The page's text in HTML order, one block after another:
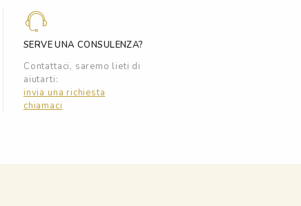
SERVE UNA CONSULENZA?
Contattaci, saremo lieti di
aiutarti:
invia una richiesta
chiamaci